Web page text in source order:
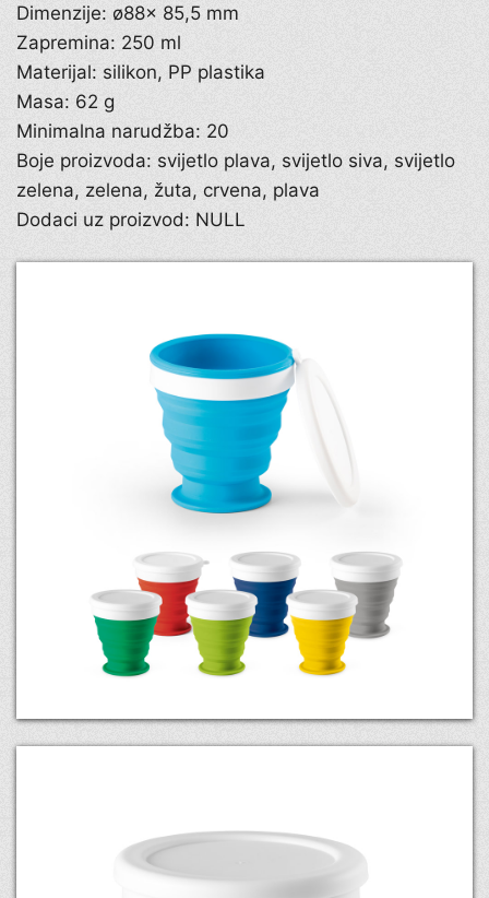
Dimenzije: ø88× 85,5 mm
Zapremina: 250 ml
Materijal: silikon, PP plastika
Masa: 62 g
Minimalna narudžba: 20
Boje proizvoda: svijetlo plava, svijetlo siva, svijetlo
zelena, zelena, žuta, crvena, plava
Dodaci uz proizvod: NULL